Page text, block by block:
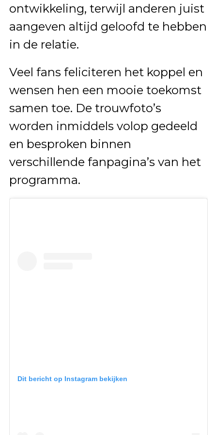
ontwikkeling, terwijl anderen juist
aangeven altijd geloofd te hebben
in de relatie.
Veel fans feliciteren het koppel en
wensen hen een mooie toekomst
samen toe. De trouwfoto’s
worden inmiddels volop gedeeld
en besproken binnen
verschillende fanpagina’s van het
programma.
Dit bericht op Instagram bekijken